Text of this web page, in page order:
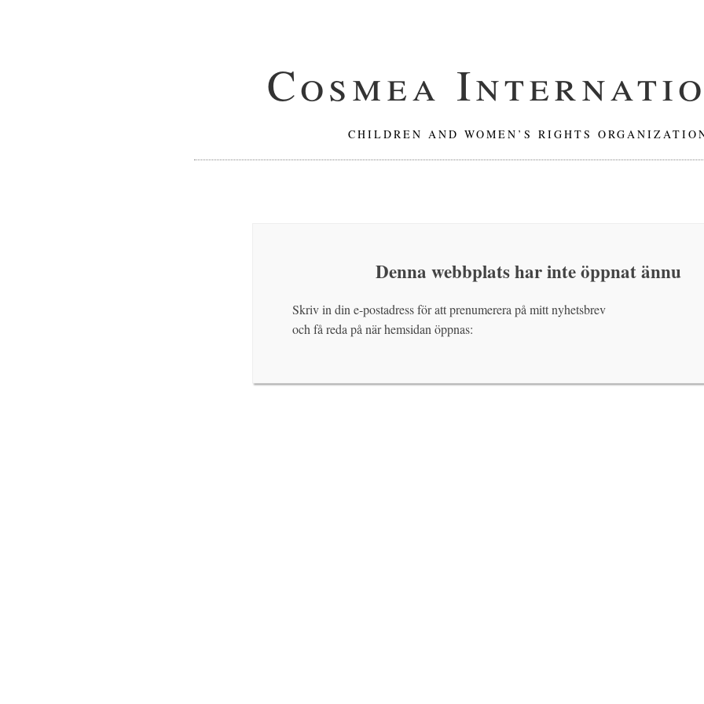
Cosmea
CHILDREN AND WOMEN’S RIGHTS
Denna webbplats har inte öppnat ännu
Skriv in din e-postadress för att prenumerera på mitt nyhetsbrev
och få reda på när hemsidan öppnas: